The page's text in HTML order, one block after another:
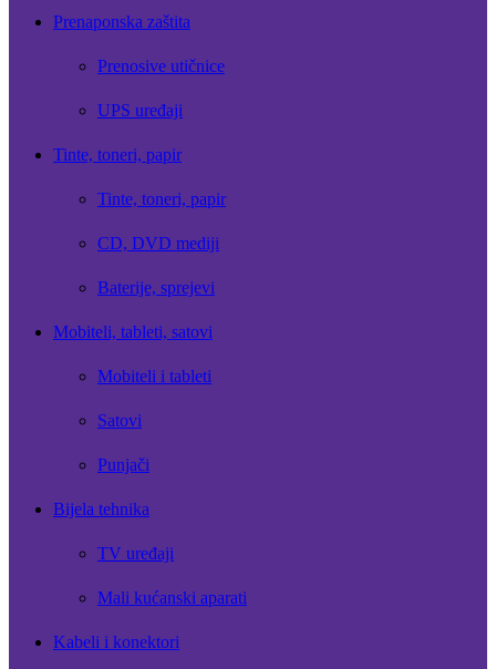
Prenaponska zaštita
Prenosive utičnice
UPS uređaji
Tinte, toneri, papir
Tinte, toneri, papir
CD, DVD mediji
Baterije, sprejevi
Mobiteli, tableti, satovi
Mobiteli i tableti
Satovi
Punjači
Bijela tehnika
TV uređaji
Mali kućanski aparati
Kabeli i konektori